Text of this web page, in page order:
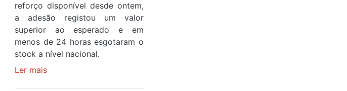
reforço disponível desde ontem,
a adesão registou um valor
superior ao esperado e em
menos de 24 horas esgotaram o
stock a nível nacional.
Ler maissobre